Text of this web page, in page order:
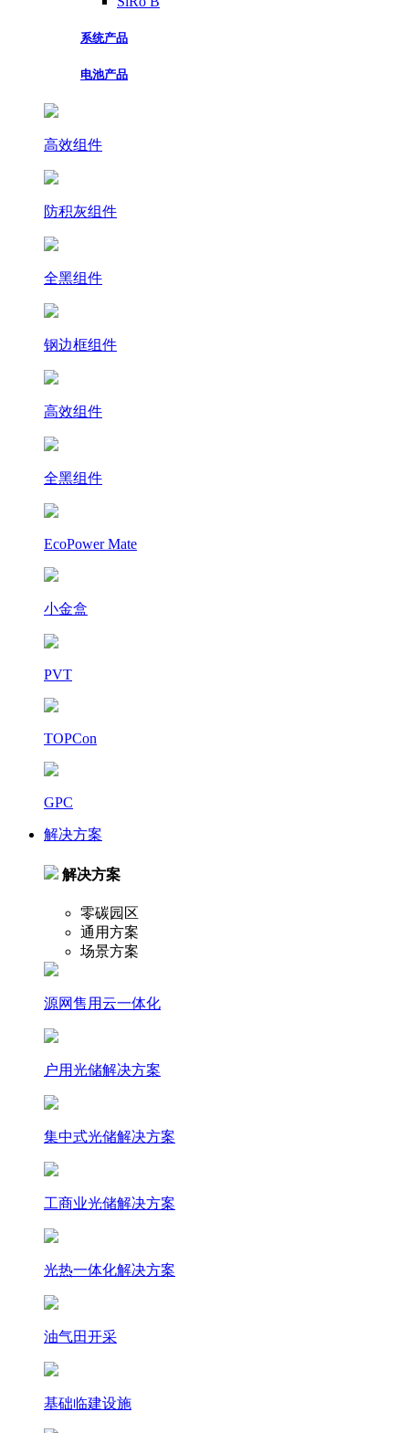
系统产品
电池产品
高效组件
防积灰组件
全黑组件
钢边框组件
高效组件
全黑组件
EcoPower Mate
小金盒
PVT
TOPCon
GPC
解决方案
解决方案
零碳园区
通用方案
场景方案
源网售用云一体化
户⽤光储解决⽅案
集中式光储解决⽅案
⼯商业光储解决⽅案
光热⼀体化解决⽅案
油气田开采
基础临建设施